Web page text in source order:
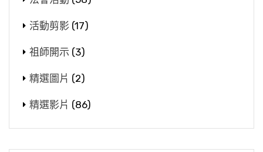
活動剪影 (17)
祖師開示 (3)
精選圖片 (2)
精選影片 (86)